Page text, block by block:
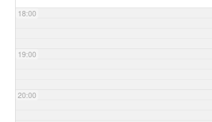
18:00
19:00
20:00